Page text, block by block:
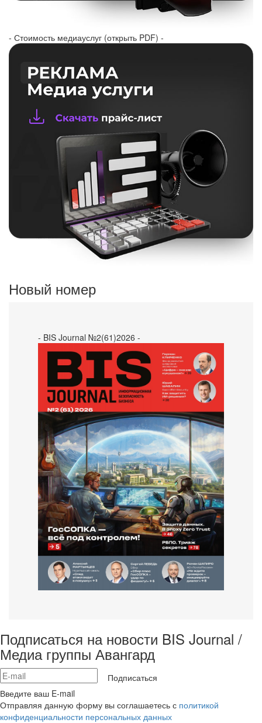
- Стоимость медиауслуг (открыть PDF) -
Новый номер
- BIS Journal №2(61)2026 -
Подписаться на новости BIS Journal /
Медиа группы Авангард
Подписаться
Введите ваш E-mail
Отправляя данную форму вы соглашаетесь с политикой
конфиденциальности персональных данных